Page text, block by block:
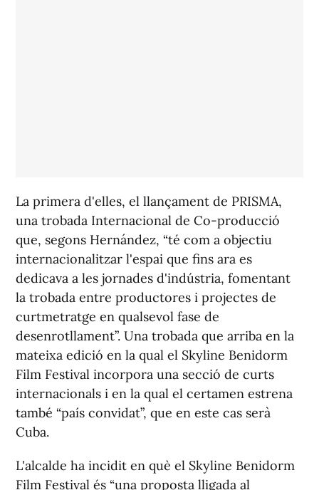
La primera d'elles, el llançament de PRISMA,
una trobada Internacional de Co-producció
que, segons Hernández, “té com a objectiu
internacionalitzar l'espai que fins ara es
dedicava a les jornades d'indústria, fomentant
la trobada entre productores i projectes de
curtmetratge en qualsevol fase de
desenrotllament”. Una trobada que arriba en la
mateixa edició en la qual el Skyline Benidorm
Film Festival incorpora una secció de curts
internacionals i en la qual el certamen estrena
també “país convidat”, que en este cas serà
Cuba.
L'alcalde ha incidit en què el Skyline Benidorm
Film Festival és “una proposta lligada al